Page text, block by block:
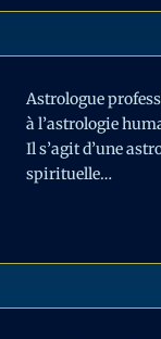
Astrologue
à l’astrologie
Il s’agit d’une
spirituelle…